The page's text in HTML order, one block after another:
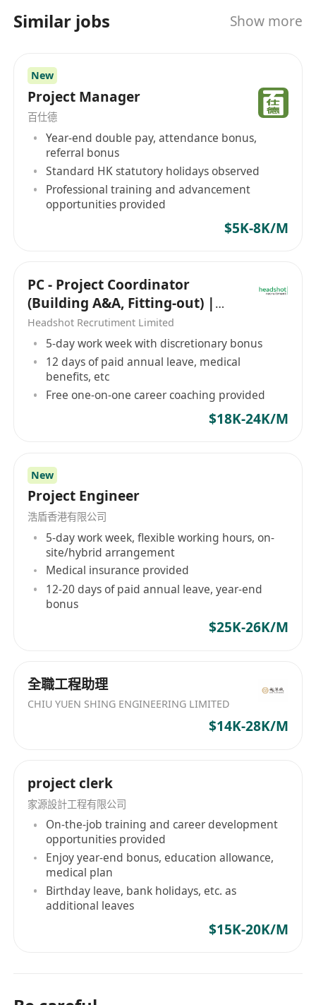
需求。
Similar jobs Show more
New
Project Manager
百仕德
Year-end double pay, attendance bonus,
referral bonus
Standard HK statutory holidays observed
Professional training and advancement
opportunities provided
$5K-8K/M
PC - Project Coordinator
(Building A&A, Fitting-out) |
HK$18,000 - HK$24,000
Headshot Recrutiment Limited
5-day work week with discretionary bonus
12 days of paid annual leave, medical
benefits, etc
Free one-on-one career coaching provided
$18K-24K/M
New
Project Engineer
浩盾香港有限公司
5-day work week, flexible working hours, on-
site/hybrid arrangement
Medical insurance provided
12-20 days of paid annual leave, year-end
bonus
$25K-26K/M
全職工程助理
CHIU YUEN SHING ENGINEERING LIMITED
$14K-28K/M
project clerk
家源設計工程有限公司
On-the-job training and career development
opportunities provided
Enjoy year-end bonus, education allowance,
medical plan
Birthday leave, bank holidays, etc. as
additional leaves
$15K-20K/M